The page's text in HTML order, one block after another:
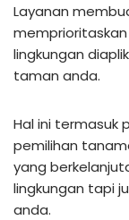
Layanan
lingkungan
taman anda.
Hal ini termasuk
pemilihan
yang
lingkungan tapi
anda.